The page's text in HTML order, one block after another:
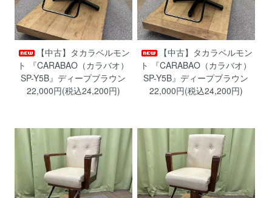
【中古】タカラベルモン
ト 『CARABAO（カラバオ）
SP-Y5B』ディープブラウン
22,000円(税込24,200円)
【中古】タカラベルモン
ト 『CARABAO（カラバオ）
SP-Y5B』ディープブラウン
22,000円(税込24,200円)